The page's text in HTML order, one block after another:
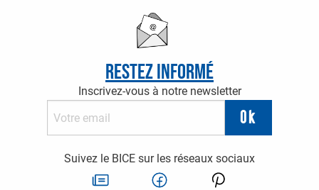
Restez informé
Inscrivez-vous à notre newsletter
Suivez le BICE sur les réseaux sociaux